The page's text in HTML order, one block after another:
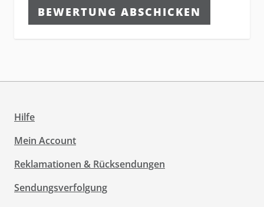
BEWERTUNG ABSCHICKEN
Hilfe
Mein Account
Reklamationen & Rücksendungen
Sendungsverfolgung